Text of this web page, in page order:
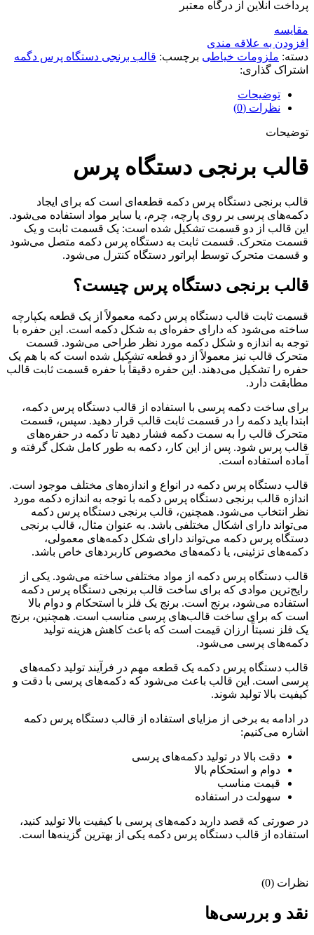
پرداخت آنلاین از درگاه معتبر
مقايسه
افزودن به علاقه مندی
دسته: ملزومات خیاطی برچسب: قالب برنجی دستگاه پرس دگمه
اشتراک گذاری:
توضیحات
نظرات (0)
توضیحات
قالب برنجی دستگاه پرس
قالب برنجی دستگاه پرس دکمه قطعه‌ای است که برای ایجاد
دکمه‌های پرسی بر روی پارچه، چرم، یا سایر مواد استفاده می‌شود.
این قالب از دو قسمت تشکیل شده است: یک قسمت ثابت و یک
قسمت متحرک. قسمت ثابت به دستگاه پرس دکمه متصل می‌شود
و قسمت متحرک توسط اپراتور دستگاه کنترل می‌شود.
قالب برنجی دستگاه پرس چیست؟
قسمت ثابت قالب دستگاه پرس دکمه معمولاً از یک قطعه یکپارچه
ساخته می‌شود که دارای حفره‌ای به شکل دکمه است. این حفره با
توجه به اندازه و شکل دکمه مورد نظر طراحی می‌شود. قسمت
متحرک قالب نیز معمولاً از دو قطعه تشکیل شده است که با هم یک
حفره را تشکیل می‌دهند. این حفره دقیقاً با حفره قسمت ثابت قالب
مطابقت دارد.
برای ساخت دکمه پرسی با استفاده از قالب دستگاه پرس دکمه،
ابتدا باید دکمه را در قسمت ثابت قالب قرار دهید. سپس، قسمت
متحرک قالب را به سمت دکمه فشار دهید تا دکمه در حفره‌های
قالب پرس شود. پس از این کار، دکمه به طور کامل شکل گرفته و
آماده استفاده است.
قالب دستگاه پرس دکمه در انواع و اندازه‌های مختلف موجود است.
اندازه قالب برنجی دستگاه پرس دکمه با توجه به اندازه دکمه مورد
نظر انتخاب می‌شود. همچنین، قالب برنجی دستگاه پرس دکمه
می‌تواند دارای اشکال مختلفی باشد. به عنوان مثال، قالب برنجی
دستگاه پرس دکمه می‌تواند دارای شکل دکمه‌های معمولی،
دکمه‌های تزئینی، یا دکمه‌های مخصوص کاربردهای خاص باشد.
قالب دستگاه پرس دکمه از مواد مختلفی ساخته می‌شود. یکی از
رایج‌ترین موادی که برای ساخت قالب برنجی دستگاه پرس دکمه
استفاده می‌شود، برنج است. برنج یک فلز با استحکام و دوام بالا
است که برای ساخت قالب‌های پرسی مناسب است. همچنین، برنج
یک فلز نسبتاً ارزان قیمت است که باعث کاهش هزینه تولید
دکمه‌های پرسی می‌شود.
قالب دستگاه پرس دکمه یک قطعه مهم در فرآیند تولید دکمه‌های
پرسی است. این قالب باعث می‌شود که دکمه‌های پرسی با دقت و
کیفیت بالا تولید شوند.
در ادامه به برخی از مزایای استفاده از قالب دستگاه پرس دکمه
اشاره می‌کنیم:
دقت بالا در تولید دکمه‌های پرسی
دوام و استحکام بالا
قیمت مناسب
سهولت در استفاده
در صورتی که قصد دارید دکمه‌های پرسی با کیفیت بالا تولید کنید،
استفاده از قالب دستگاه پرس دکمه یکی از بهترین گزینه‌ها است.
نظرات (0)
نقد و بررسی‌ها